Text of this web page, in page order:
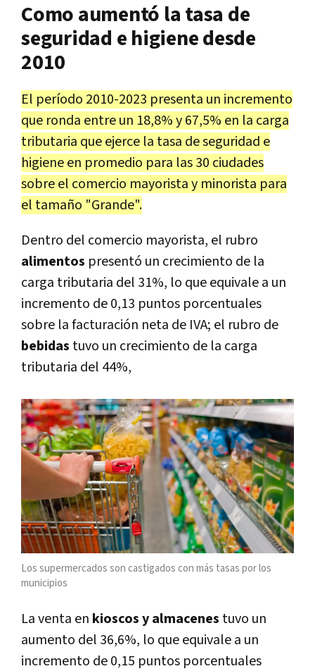
Como aumentó la tasa de
seguridad e higiene desde
2010
El período 2010-2023 presenta un incremento
que ronda entre un 18,8% y 67,5% en la carga
tributaria que ejerce la tasa de seguridad e
higiene en promedio para las 30 ciudades
sobre el comercio mayorista y minorista para
el tamaño "Grande".
Dentro del comercio mayorista, el rubro
alimentos presentó un crecimiento de la
carga tributaria del 31%, lo que equivale a un
incremento de 0,13 puntos porcentuales
sobre la facturación neta de IVA; el rubro de
bebidas tuvo un crecimiento de la carga
tributaria del 44%,
Los supermercados son castigados con más tasas por los
municipios
La venta en kioscos y almacenes tuvo un
aumento del 36,6%, lo que equivale a un
incremento de 0,15 puntos porcentuales